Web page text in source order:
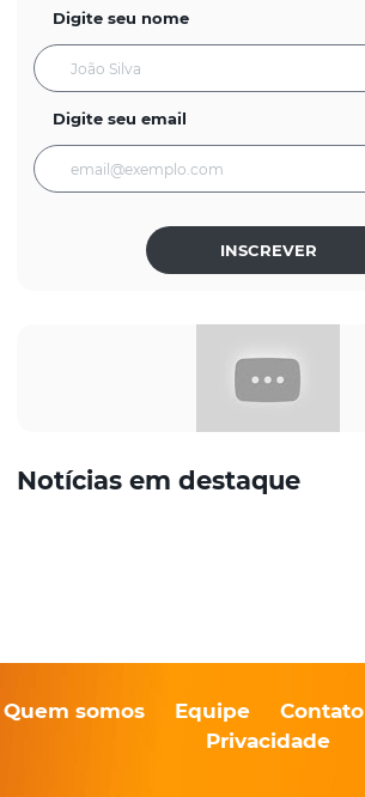
Digite seu nome
Digite seu email
INSCREVER
Notícias em destaque
Quem somos Equipe Contato
Privacidade